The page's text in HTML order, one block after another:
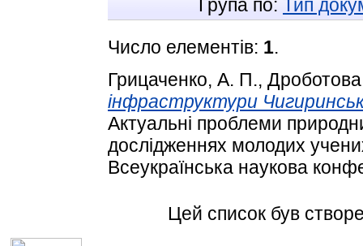
Група по: Тип
Число елементів: 1.
Грицаченко, А. П.,
інфраструктури
Актуальні проблеми
дослідженнях молодих
Всеукраїнська наукова
Цей список був